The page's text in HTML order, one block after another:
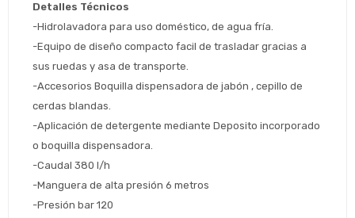
Detalles Técnicos
-Hidrolavadora para uso doméstico, de agua fría.
-Equipo de diseño compacto facil de trasladar gracias a
sus ruedas y asa de transporte.
-Accesorios Boquilla dispensadora de jabón , cepillo de
cerdas blandas.
-Aplicación de detergente mediante Deposito incorporado
o boquilla dispensadora.
-Caudal 380 l/h
-Manguera de alta presión 6 metros
-Presión bar 120
Comprá ahora y Pagá
Después, hasta en 12
cuotas y sin tocar tu
tarjeta de crédito
Cédula de identidad
Celular
Fecha de nacimiento
Día Mes
Continuar
Estás calificado para comprar usando Pago
Después.
para comprar en las cuotas
que prefieras!
Elegí tus productos preferidos
Seleccioná Pago Después como metodo
de pago
Ups!
el inconveniente, por cualquier duda
preguntas@pagodespues.com.uy
¡Algo salió mal!
Por favor intenta nuevamente mas tarde.